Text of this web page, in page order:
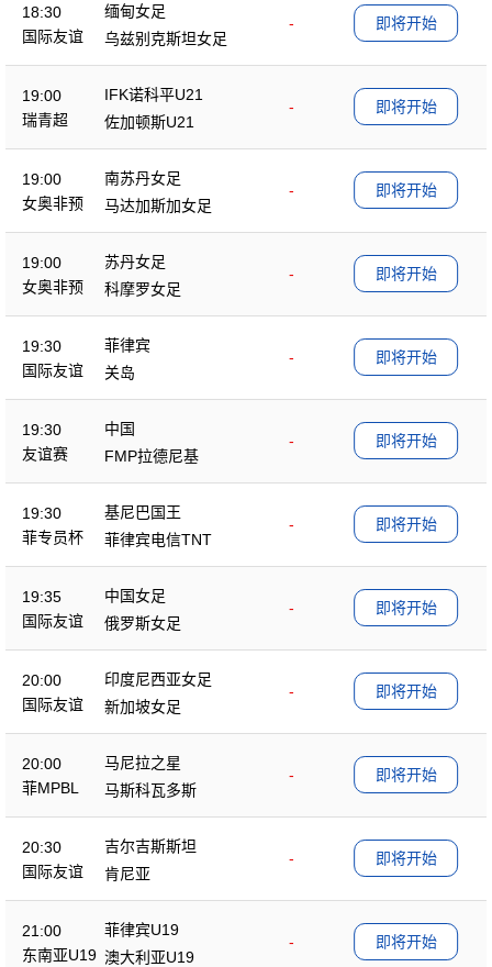
18:30
国际友谊
缅甸女足
-
乌兹别克斯坦女足
即将开始
19:00
瑞青超
IFK诺科平U21
-
佐加顿斯U21
即将开始
19:00
女奥非预
南苏丹女足
-
马达加斯加女足
即将开始
19:00
女奥非预
苏丹女足
-
科摩罗女足
即将开始
19:30
国际友谊
菲律宾
-
关岛
即将开始
19:30
友谊赛
中国
-
FMP拉德尼基
即将开始
19:30
菲专员杯
基尼巴国王
-
菲律宾电信TNT
即将开始
19:35
国际友谊
中国女足
-
俄罗斯女足
即将开始
20:00
国际友谊
印度尼西亚女足
-
新加坡女足
即将开始
20:00
菲MPBL
马尼拉之星
-
马斯科瓦多斯
即将开始
20:30
国际友谊
吉尔吉斯斯坦
-
肯尼亚
即将开始
21:00
东南亚U19
菲律宾U19
-
澳大利亚U19
即将开始